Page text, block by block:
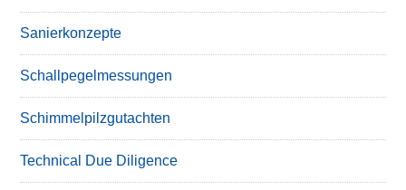
Sanierkonzepte
Schallpegelmessungen
Schimmelpilzgutachten
Technical Due Diligence